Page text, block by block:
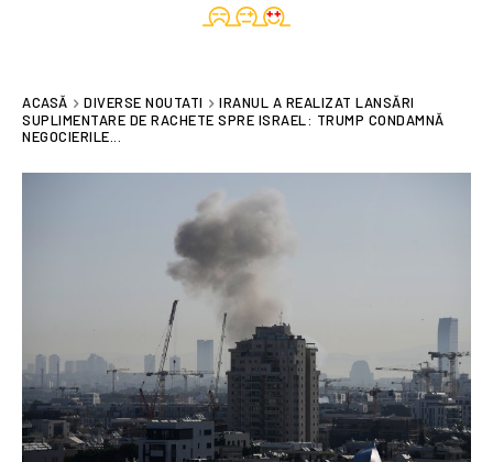
ACASĂ DIVERSE NOUTATI
IRANUL A REALIZAT LANSĂRI
SUPLIMENTARE DE RACHETE SPRE ISRAEL: TRUMP CONDAMNĂ
NEGOCIERILE...